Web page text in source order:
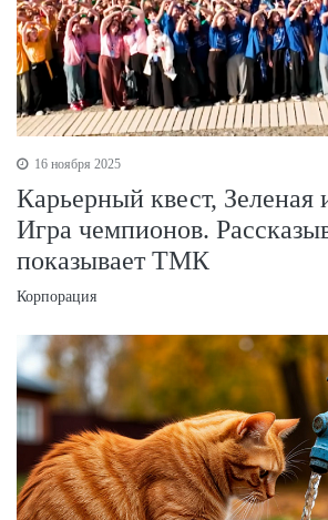
16 ноября 2025
Карьерный квест, Зеленая
Игра чемпионов.
показывает ТМК
Корпорация